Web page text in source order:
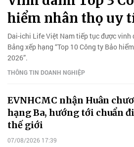
hiểm nhân thọ uy
Dai-ichi Life Việt Nam tiếp tục được vinh
Bảng xếp hạng “Top 10 Công ty Bảo
2026”.
THÔNG TIN DOANH NGHIỆP
EVNHCMC nhận Huân
hạng Ba, hướng tới chuẩn
thế giới
07/08/2026 17:39